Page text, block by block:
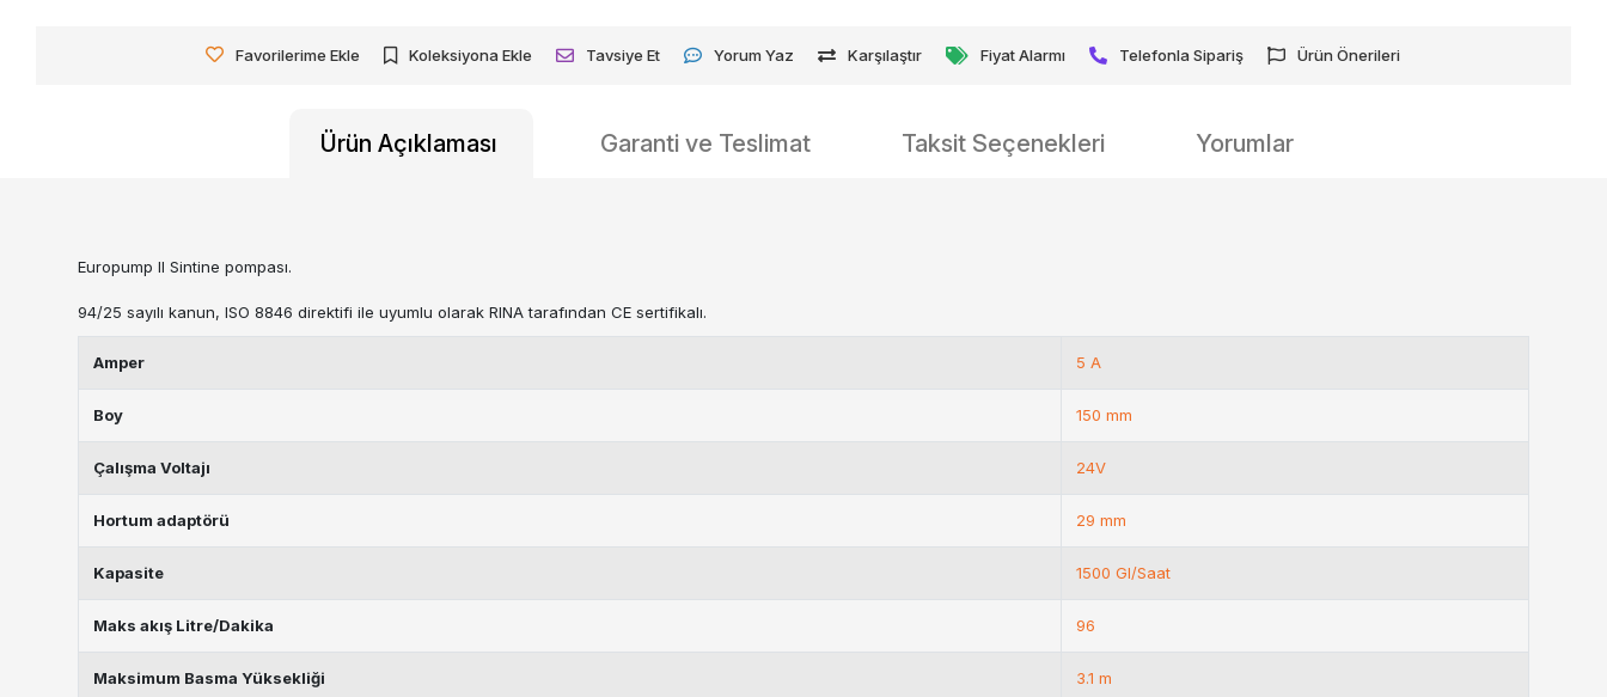
Favorilerime Ekle Koleksiyona Ekle Tavsiye Et Yorum Yaz Karşılaştır Fiyat Alarmı Telefonla Sipariş Ürün Önerileri
Ürün Açıklaması Garanti ve Teslimat Taksit Seçenekleri Yorumlar
Europump II Sintine pompası.
94/25 sayılı kanun, ISO 8846 direktifi ile uyumlu olarak RINA tarafından CE sertifikalı.
Amper 5 A
Boy 150 mm
Çalışma Voltajı 24V
Hortum adaptörü 29 mm
Kapasite 1500 Gl/Saat
Maks akış Litre/Dakika 96
Maksimum Basma Yüksekliği 3.1 m